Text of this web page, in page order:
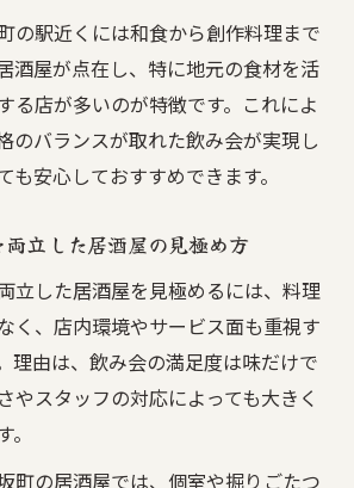
の駅近くには和食から創作料理まで
酒屋が点在し、特に地元の食材を活
る店が多いのが特徴です。これによ
のバランスが取れた飲み会が実現し
も安心しておすすめできます。
立した居酒屋の見極め方
立した居酒屋を見極めるには、料理
く、店内環境やサービス面も重視す
理由は、飲み会の満足度は味だけで
やスタッフの対応によっても大きく
町の居酒屋では、個室や掘りごたつ